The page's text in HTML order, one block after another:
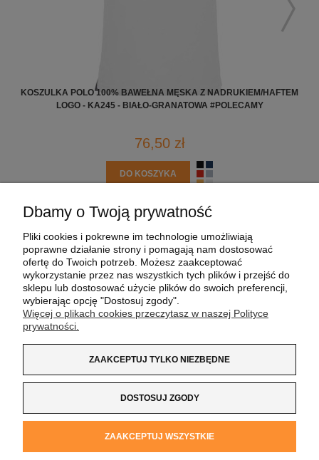
KOSZULKA POLO 100% BAWEŁNA MĘSKA Z NADRUKIEM/HAFTEM
LOGO - KA245 - BIAŁO-GRANATOWA #POLECAMY
76,50 zł
DO KOSZYKA
MOJE KONTO
PŁATNOŚCI I DOSTAWA
O NAS
Kochanowskiego 37/K5 |33-100 Tarnów| tel.:
e-mail:sklep@koszulkazlogo.pl
Dbamy o Twoją prywatność
Pliki cookies i pokrewne im technologie umożliwiają
poprawne działanie strony i pomagają nam dostosować
ofertę do Twoich potrzeb. Możesz zaakceptować
wykorzystanie przez nas wszystkich tych plików i przejść do
sklepu lub dostosować użycie plików do swoich preferencji,
wybierając opcję "Dostosuj zgody".
Więcej o plikach cookies przeczytasz w naszej Polityce
prywatności.
ZAAKCEPTUJ TYLKO NIEZBĘDNE
DOSTOSUJ ZGODY
ZAAKCEPTUJ WSZYSTKIE